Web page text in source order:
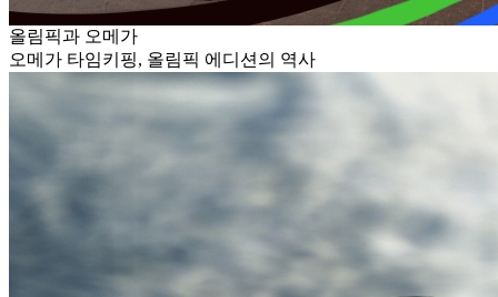
올림픽과 오메가
오메가 타임키핑, 올림픽 에디션의 역사